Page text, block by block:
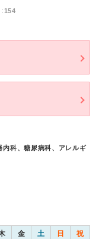
154
内科、糖尿病科、アレルギ
金 土 日 祝